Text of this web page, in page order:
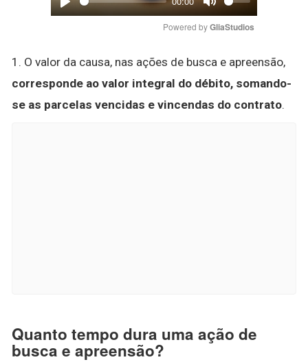
Play Mute
Powered by GliaStudios
1. O valor da causa, nas ações de busca e apreensão,
corresponde ao valor integral do débito, somando-
se as parcelas vencidas e vincendas do contrato.
Quanto tempo dura uma ação de
busca e apreensão?